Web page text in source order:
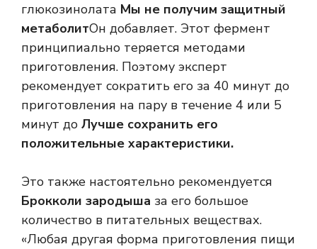
глюкозинолата Мы не получим защитный
метаболитОн добавляет. Этот фермент
принципиально теряется методами
приготовления. Поэтому эксперт
рекомендует сократить его за 40 минут до
приготовления на пару в течение 4 или 5
минут до Лучше сохранить его
положительные характеристики.
Это также настоятельно рекомендуется
Брокколи зародыша за его большое
количество в питательных веществах.
«Любая другая форма приготовления пищи